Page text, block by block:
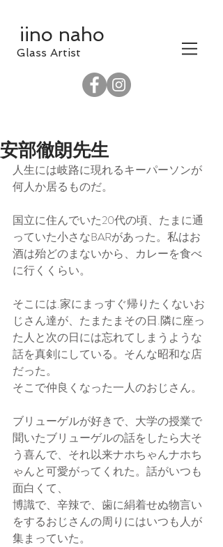
iino naho
​Glass Artist
安部徹朗先生
人生には岐路に現れるキーパーソンが
何人か居るものだ。
国立に住んでいた20代の頃、たまに通
っていた小さなBARがあった。私はお
酒は殆どのまないから、カレーを食べ
に行くくらい。
そこには.家にまっすぐ帰りたくないお
じさん達が、たまたまその日.隣に座っ
た人と次の日には忘れてしまうような
話を真剣にしている。そんな昭和な店
だった。
そこで仲良くなった一人のおじさん。
ブリューゲルが好きで、大学の授業で
聞いたブリューゲルの話をしたら大そ
う喜んで、それ以来ナホちゃんナホち
ゃんと可愛がってくれた。話がいつも
面白くて、
博識で、辛辣で、歯に絹着せぬ物言い
をするおじさんの周りにはいつも人が
集まっていた。